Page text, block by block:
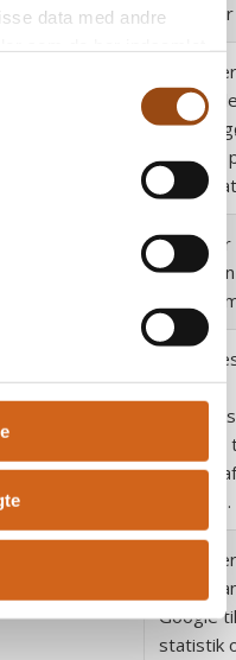
data med andreannoncer
på
at
baseret
GPS
en
sociale
brugen
services.
ID, der
Google
statistik